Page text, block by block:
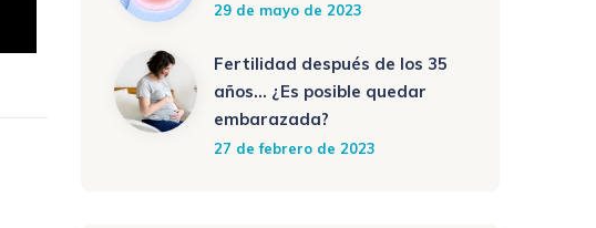
29 de mayo de 2023
Fertilidad después de los 35
años… ¿Es posible quedar
embarazada?
27 de febrero de 2023